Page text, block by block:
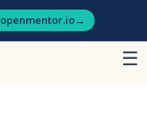
openmentor.io→
☰